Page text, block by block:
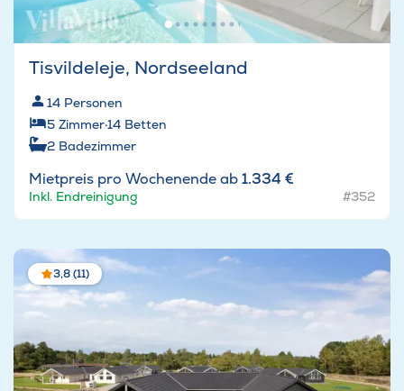
Tisvildeleje, Nordseeland
14 Personen
5 Zimmer·14 Betten
2 Badezimmer
Mietpreis pro Wochenende ab1.334 €
Inkl. Endreinigung #352
3,8 (11)